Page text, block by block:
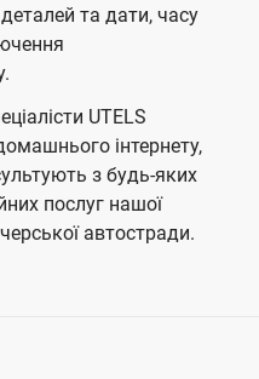
та дати, часу
UTELS
інтернету,
з будь-яких
послуг нашої
автостради.